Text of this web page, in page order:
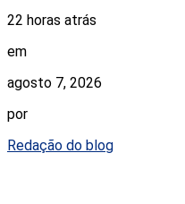
22 horas atrás
em
agosto 7, 2026
por
Redação do blog